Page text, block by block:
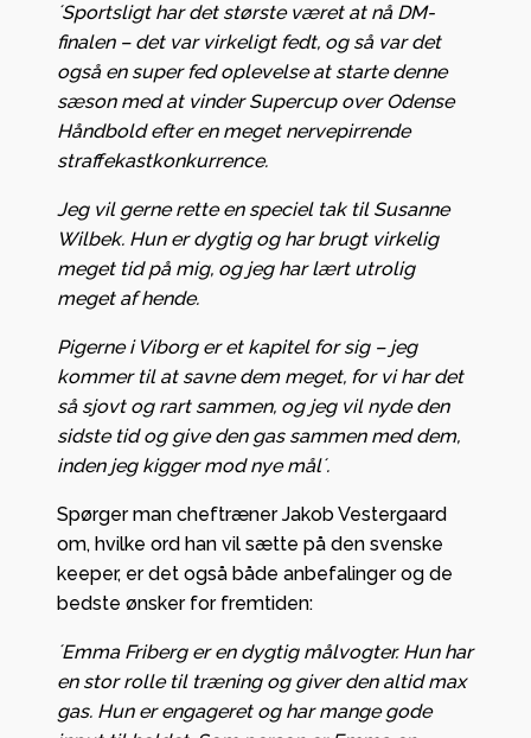
´Sportsligt har det største været at nå DM-
finalen – det var virkeligt fedt, og så var det
også en super fed oplevelse at starte denne
sæson med at vinder Supercup over Odense
Håndbold efter en meget nervepirrende
straffekastkonkurrence.
Jeg vil gerne rette en speciel tak til Susanne
Wilbek. Hun er dygtig og har brugt virkelig
meget tid på mig, og jeg har lært utrolig
meget af hende.
Pigerne i Viborg er et kapitel for sig – jeg
kommer til at savne dem meget, for vi har det
så sjovt og rart sammen, og jeg vil nyde den
sidste tid og give den gas sammen med dem,
inden jeg kigger mod nye mål´.
Spørger man cheftræner Jakob Vestergaard
om, hvilke ord han vil sætte på den svenske
keeper, er det også både anbefalinger og de
bedste ønsker for fremtiden:
´Emma Friberg er en dygtig målvogter. Hun har
en stor rolle til træning og giver den altid max
gas. Hun er engageret og har mange gode